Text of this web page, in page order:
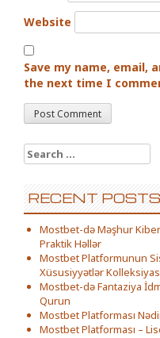
Website
Save my name, email,
the next time I
Search for:
RECENT POSTS
Mostbet-də Məşhur
Praktik Həllər
Mostbet Platformunun
Xüsusiyyətlər
Mostbet-də Fantaziya
Qurun
Mostbet Platforması
Mostbet Platforması –